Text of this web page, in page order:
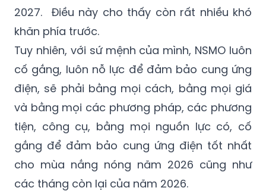
2027. Điều này cho thấy còn rất nhiều khó
khăn phía trước.
Tuy nhiên, với sứ mệnh của mình, NSMO luôn
cố gắng, luôn nỗ lực để đảm bảo cung ứng
điện, sẽ phải bằng mọi cách, bằng mọi giá
và bằng mọi các phương pháp, các phương
tiện, công cụ, bằng mọi nguồn lực có, cố
gắng để đảm bảo cung ứng điện tốt nhất
cho mùa nắng nóng năm 2026 cũng như
các tháng còn lại của năm 2026.